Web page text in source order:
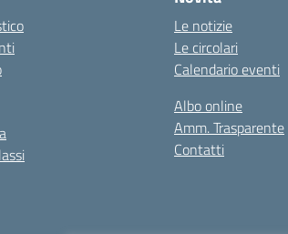
Le notizie
Le circolari
Calendario eventi
Albo online
Amm. Trasparente
Contatti